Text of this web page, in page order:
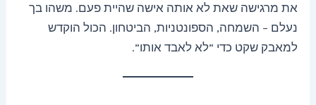
את מרגישה שאת לא אותה אישה שהיית פעם. משהו בך
נעלם – השמחה, הספונטניות, הביטחון. הכול הוקדש
למאבק שקט כדי “לא לאבד אותו”.